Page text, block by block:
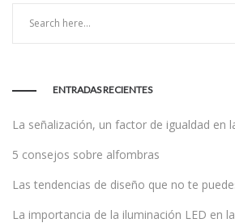
ENTRADAS RECIENTES
La señalización, un factor de igualdad en
5 consejos sobre alfombras
Las tendencias de diseño que no te
La importancia de la iluminación LED en